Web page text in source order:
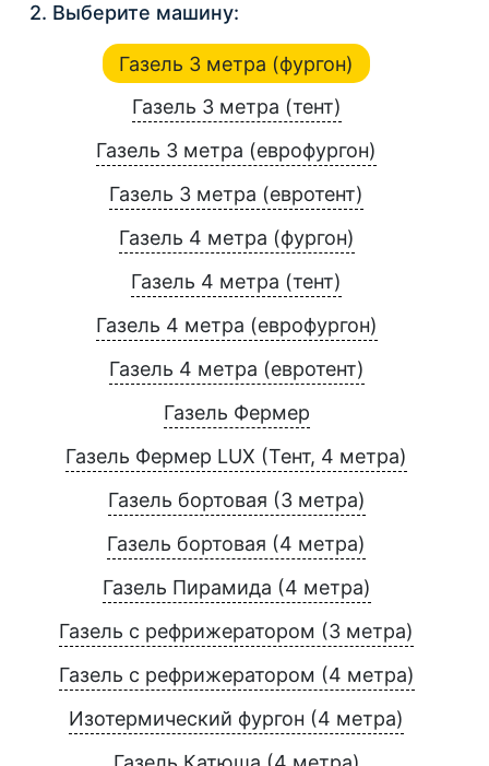
2. Выберите машину:
Газель 3 метра (фургон)
Газель 3 метра (тент)
Газель 3 метра (еврофургон)
Газель 3 метра (евротент)
Газель 4 метра (фургон)
Газель 4 метра (тент)
Газель 4 метра (еврофургон)
Газель 4 метра (евротент)
Газель Фермер
Газель Фермер LUX (Тент, 4 метра)
Газель бортовая (3 метра)
Газель бортовая (4 метра)
Газель Пирамида (4 метра)
Газель с рефрижератором (3 метра)
Газель с рефрижератором (4 метра)
Изотермический фургон (4 метра)